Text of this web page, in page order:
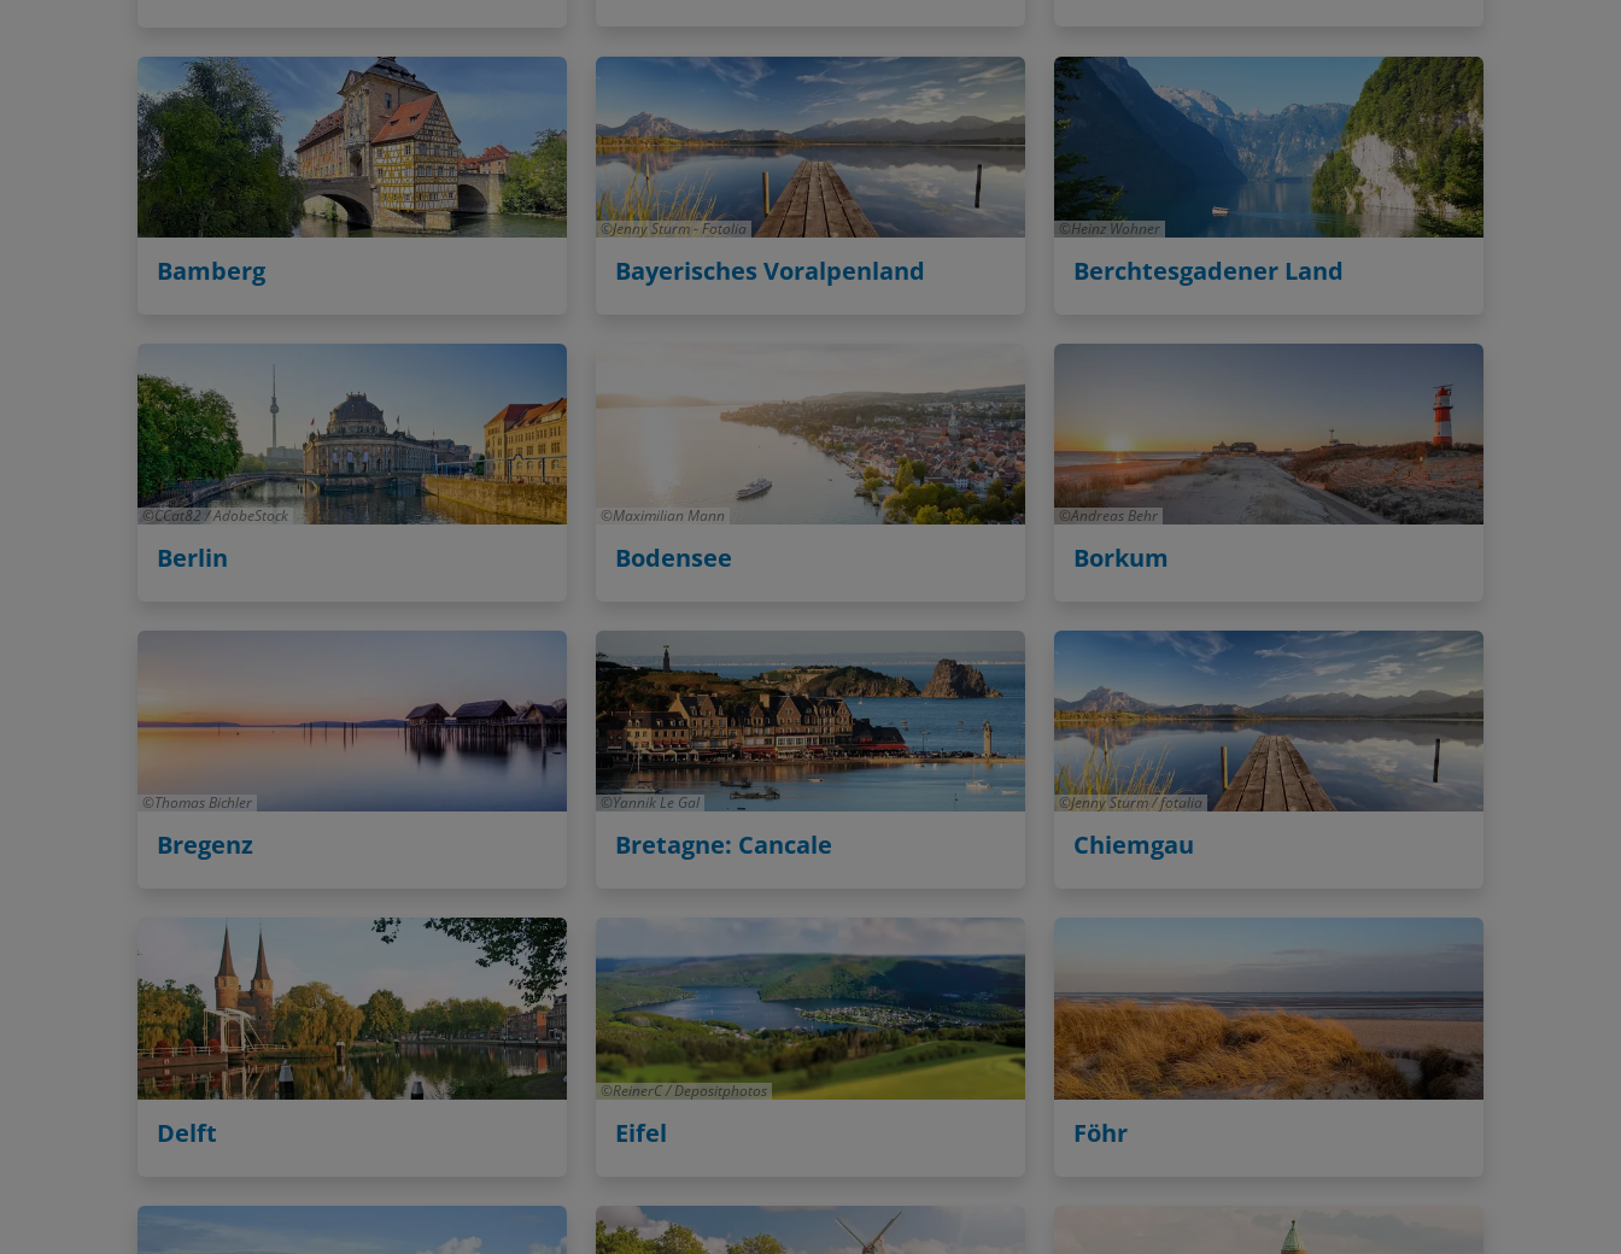
Bamberg
Jenny Sturm - Fotolia
Bayerisches Voralpenland
Heinz Wohner
Berchtesgadener Land
CCat82 / AdobeStock
Berlin Bodensee
Andreas Behr
Borkum
Bregenz
Yannik Le Gal
Bretagne: Cancale
Jenny Sturm / fotalia
Chiemgau
Delft
ReinerC / Depositphotos
Eifel Föhr